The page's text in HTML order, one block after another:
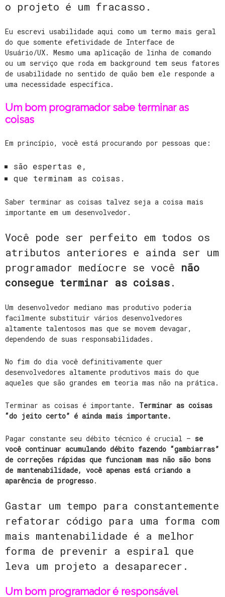
o projeto é um fracasso.
Eu escrevi usabilidade aqui como um termo mais geral
do que somente efetividade de Interface de
Usuário/UX. Mesmo uma aplicação de linha de comando
ou um serviço que roda em background tem seus fatores
de usabilidade no sentido de quão bem ele responde a
uma necessidade específica.
Um bom programador sabe terminar as
coisas
Em princípio, você está procurando por pessoas que:
são espertas e,
que terminam as coisas.
Saber terminar as coisas talvez seja a coisa mais
importante em um desenvolvedor.
Você pode ser perfeito em todos os
atributos anteriores e ainda ser um
programador medíocre se você não
consegue terminar as coisas.
Um desenvolvedor mediano mas produtivo poderia
facilmente substituir vários desenvolvedores
altamente talentosos mas que se movem devagar,
dependendo de suas responsabilidades.
No fim do dia você definitivamente quer
desenvolvedores altamente produtivos mais do que
aqueles que são grandes em teoria mas não na prática.
Terminar as coisas é importante. Terminar as coisas
“do jeito certo” é ainda mais importante.
Pagar constante seu débito técnico é crucial – se
você continuar acumulando débito fazendo “gambiarras”
de correções rápidas que funcionam mas não são bons
de mantenabilidade, você apenas está criando a
aparência de progresso.
Gastar um tempo para constantemente
refatorar código para uma forma com
mais mantenabilidade é a melhor
forma de prevenir a espiral que
leva um projeto a desaparecer.
Um bom programador é responsável